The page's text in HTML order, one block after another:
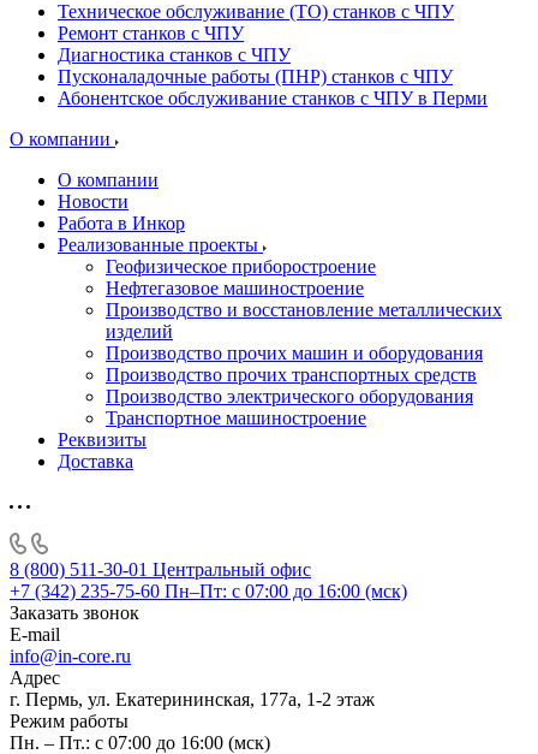
Техническое обслуживание (ТО) станков с ЧПУ
Ремонт станков с ЧПУ
Диагностика станков с ЧПУ
Пусконаладочные работы (ПНР) станков с ЧПУ
Абонентское обслуживание станков с ЧПУ в Перми
О компании
О компании
Новости
Работа в Инкор
Реализованные проекты
Геофизическое приборостроение
Нефтегазовое машиностроение
Производство и восстановление металлических
изделий
Производство прочих машин и оборудования
Производство прочих транспортных средств
Производство электрического оборудования
Транспортное машиностроение
Реквизиты
Доставка
8 (800) 511-30-01 Центральный офис
+7 (342) 235-75-60 Пн–Пт: с 07:00 до 16:00 (мск)
Заказать звонок
E-mail
info@in-core.ru
Адрес
г. Пермь, ул. ​Екатерининская, 177а, ​1-2 этаж
Режим работы
Пн. – Пт.: с 07:00 до 16:00 (мск)